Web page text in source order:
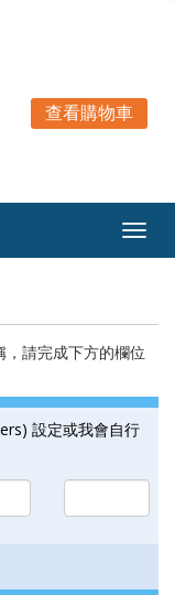
查看購物車
請完成下方的欄位
設定或我會自行